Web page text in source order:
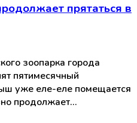
прятаться в
зоопарка города
пятимесячный
уже еле-еле помещается
продолжает…